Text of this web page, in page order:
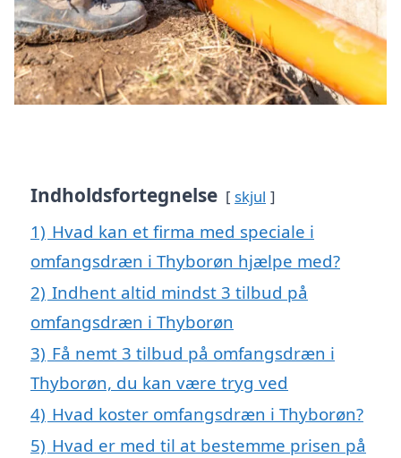
Indholdsfortegnelse skjul
1) Hvad kan et firma med speciale i
omfangsdræn i Thyborøn hjælpe med?
2) Indhent altid mindst 3 tilbud på
omfangsdræn i Thyborøn
3) Få nemt 3 tilbud på omfangsdræn i
Thyborøn, du kan være tryg ved
4) Hvad koster omfangsdræn i Thyborøn?
5) Hvad er med til at bestemme prisen på